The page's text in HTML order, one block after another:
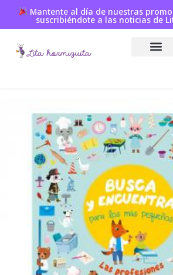
Mantente al día de nuestras
suscribiéndote a las noticias de